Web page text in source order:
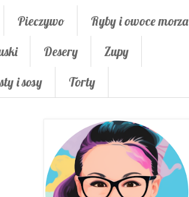
Pieczywo
Ryby i owoce morza
Desery
Zupy
i sosy Torty